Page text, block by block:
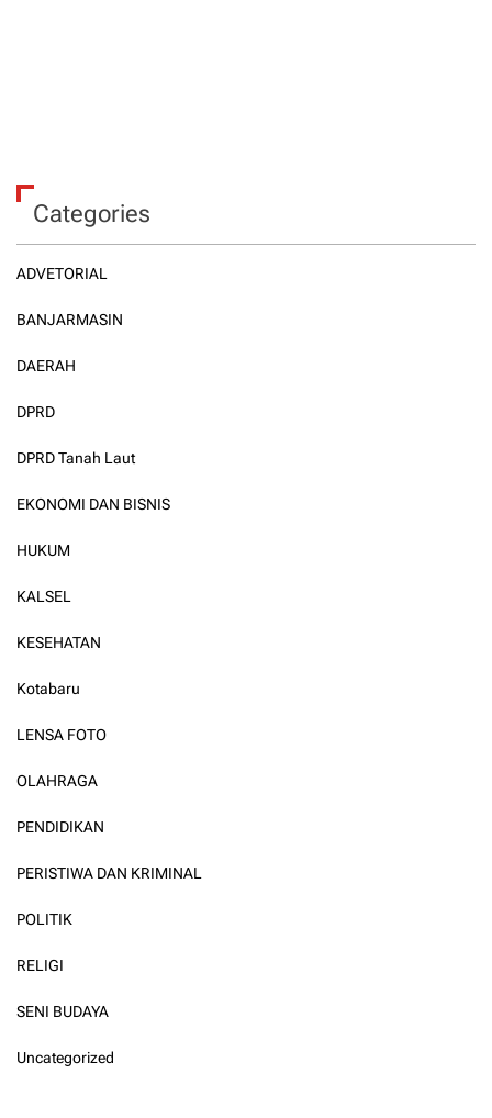
Categories
ADVETORIAL
BANJARMASIN
DAERAH
DPRD
DPRD Tanah Laut
EKONOMI DAN BISNIS
HUKUM
KALSEL
KESEHATAN
Kotabaru
LENSA FOTO
OLAHRAGA
PENDIDIKAN
PERISTIWA DAN KRIMINAL
POLITIK
RELIGI
SENI BUDAYA
Uncategorized